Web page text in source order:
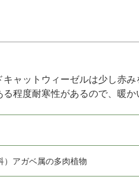
ャットウィーゼルは少し赤
程度耐寒性があるので、暖か
）アガベ属の多肉植物